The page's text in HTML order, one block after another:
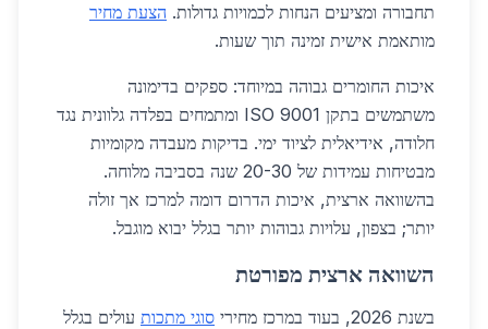
תחבורה ומציעים הנחות לכמויות גדולות. הצעת מחיר
מותאמת אישית זמינה תוך שעות.
איכות החומרים גבוהה במיוחד: ספקים בדימונה
משתמשים בתקן ISO 9001 ומתמחים בפלדה גלוונית נגד
חלודה, אידיאלית לציוד ימי. בדיקות מעבדה מקומיות
מבטיחות עמידות של 20-30 שנה בסביבה מלוחה.
בהשוואה ארצית, איכות הדרום דומה למרכז אך זולה
יותר; בצפון, עלויות גבוהות יותר בגלל יבוא מוגבל.
השוואה ארצית מפורטת
בשנת 2026, בעוד במרכז מחירי סוגי מתכות עולים בגלל